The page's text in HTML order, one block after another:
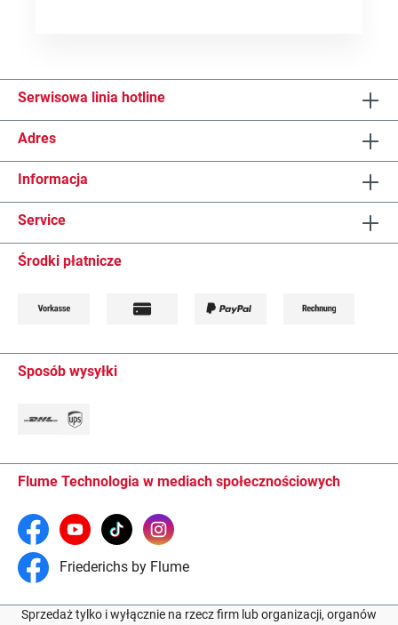
Serwisowa linia hotline
Adres
Informacja
Service
Środki płatnicze
Sposób wysyłki
Flume Technologia w mediach społecznościowych
Friederichs by Flume
Sprzedaż tylko i wyłącznie na rzecz firm lub organizacji, organów